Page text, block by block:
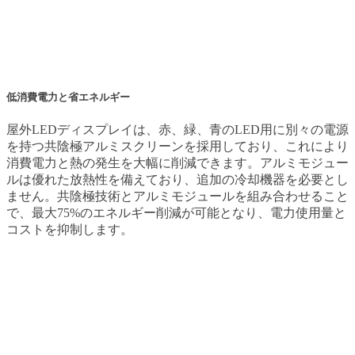
低消費電力と省エネルギー
屋外LEDディスプレイは、赤、緑、青のLED用に別々の電源
を持つ共陰極アルミスクリーンを採用しており、これにより
消費電力と熱の発生を大幅に削減できます。アルミモジュー
ルは優れた放熱性を備えており、追加の冷却機器を必要とし
ません。共陰極技術とアルミモジュールを組み合わせること
で、最大75%のエネルギー削減が可能となり、電力使用量と
コストを抑制します。